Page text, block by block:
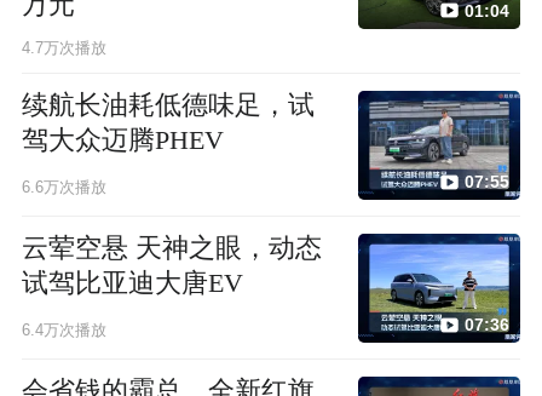
4.7万次播放
01:04
续航长油耗低德味足，试
驾大众迈腾PHEV
6.6万次播放 07:55
云荤空悬 天神之眼，动态
试驾比亚迪大唐EV
6.4万次播放 07:36